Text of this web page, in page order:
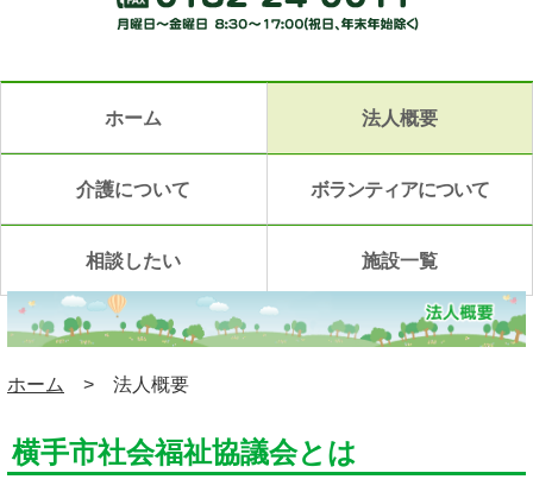
ホーム 法人概要
介護について ボランティアについて
相談したい 施設一覧
ホーム > 法人概要
横手市社会福祉協議会とは